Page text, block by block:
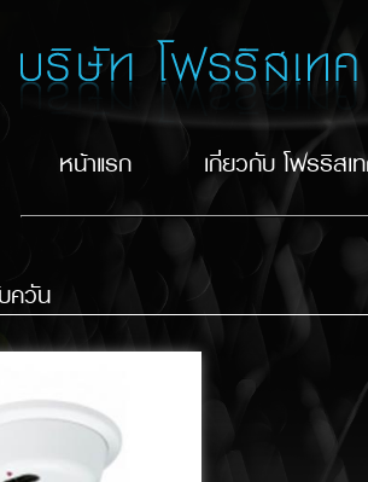
หน้าแรก เกี่ยวกับ โฟรริสเ
ควัน